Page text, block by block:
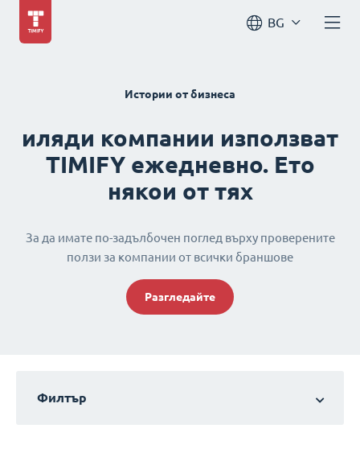
BG
Истории от бизнеса
иляди компании използват
TIMIFY ежедневно. Ето
някои от тях
За да имате по-задълбочен поглед върху проверените
ползи за компании от всички браншове
Разгледайте
Филтър